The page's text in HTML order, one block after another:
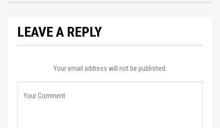
LEAVE A REPLY
Your email address will not be published.